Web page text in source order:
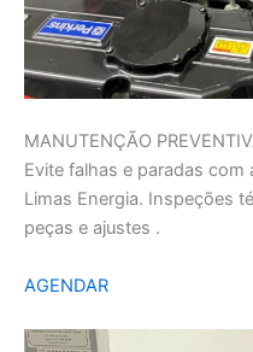
MANUTENÇÃO
Evite falhas e paradas
Limas Energia. Inspeções
peças e ajustes .
AGENDAR